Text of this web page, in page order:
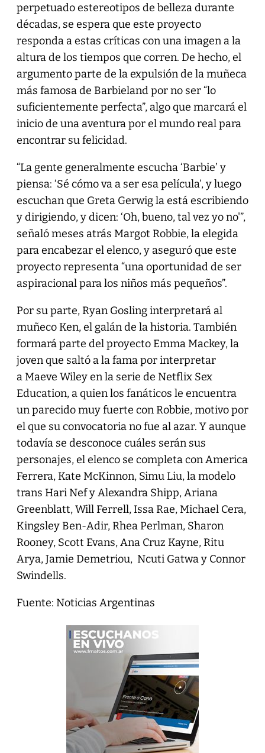
perpetuado estereotipos de belleza durante
décadas, se espera que este proyecto
responda a estas críticas con una imagen a la
altura de los tiempos que corren. De hecho, el
argumento parte de la expulsión de la muñeca
más famosa de Barbieland por no ser “lo
suficientemente perfecta”, algo que marcará el
inicio de una aventura por el mundo real para
encontrar su felicidad.
“La gente generalmente escucha ‘Barbie’ y
piensa: ‘Sé cómo va a ser esa película’, y luego
escuchan que Greta Gerwig la está escribiendo
y dirigiendo, y dicen: ‘Oh, bueno, tal vez yo no'”,
señaló meses atrás Margot Robbie, la elegida
para encabezar el elenco, y aseguró que este
proyecto representa “una oportunidad de ser
aspiracional para los niños más pequeños”.
Por su parte, Ryan Gosling interpretará al
muñeco Ken, el galán de la historia. También
formará parte del proyecto Emma Mackey, la
joven que saltó a la fama por interpretar
a Maeve Wiley en la serie de Netflix Sex
Education, a quien los fanáticos le encuentra
un parecido muy fuerte con Robbie, motivo por
el que su convocatoria no fue al azar. Y aunque
todavía se desconoce cuáles serán sus
personajes, el elenco se completa con America
Ferrera, Kate McKinnon, Simu Liu, la modelo
trans Hari Nef y Alexandra Shipp, Ariana
Greenblatt, Will Ferrell, Issa Rae, Michael Cera,
Kingsley Ben-Adir, Rhea Perlman, Sharon
Rooney, Scott Evans, Ana Cruz Kayne, Ritu
Arya, Jamie Demetriou, Ncuti Gatwa y Connor
Swindells.
Fuente: Noticias Argentinas